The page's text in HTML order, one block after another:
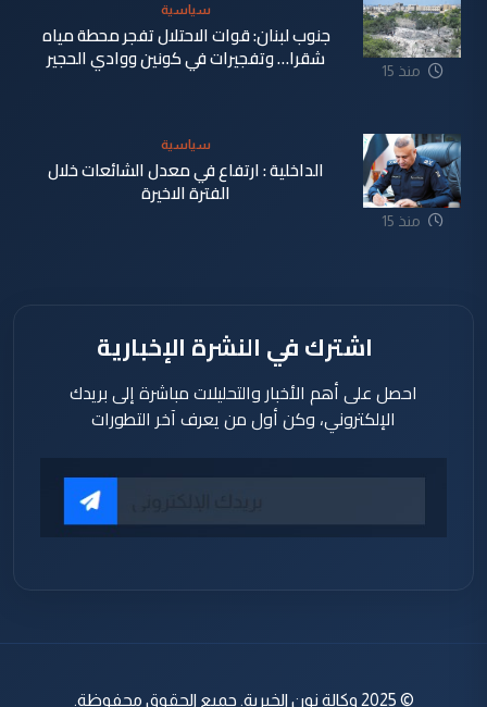
منذ 15
سياسية
جنوب لبنان: قوات الاحتلال تفجر محطة مياه
شقرا… وتفجيرات في كونين ووادي الحجير
منذ 15
سياسية
الداخلية : ارتفاع في معدل الشائعات خلال
الفترة الاخيرة
اشترك في النشرة الإخبارية
احصل على أهم الأخبار والتحليلات مباشرة إلى بريدك
الإلكتروني، وكن أول من يعرف آخر التطورات
© 2025 وكالة نون الخبرية. جميع الحقوق محفوظة.